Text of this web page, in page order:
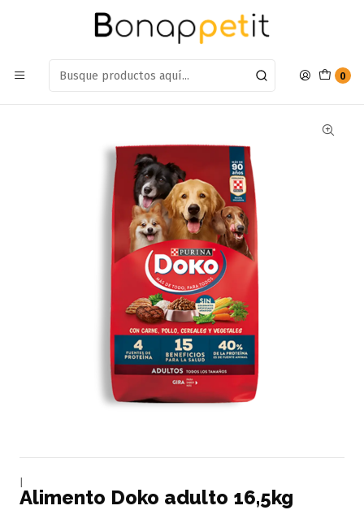
0
Estamos en: Antumalal 612, Quilicura Míranos en Maps
Alimento Doko adulto 16,5kg
Alimento Doko adulto 16,5kg